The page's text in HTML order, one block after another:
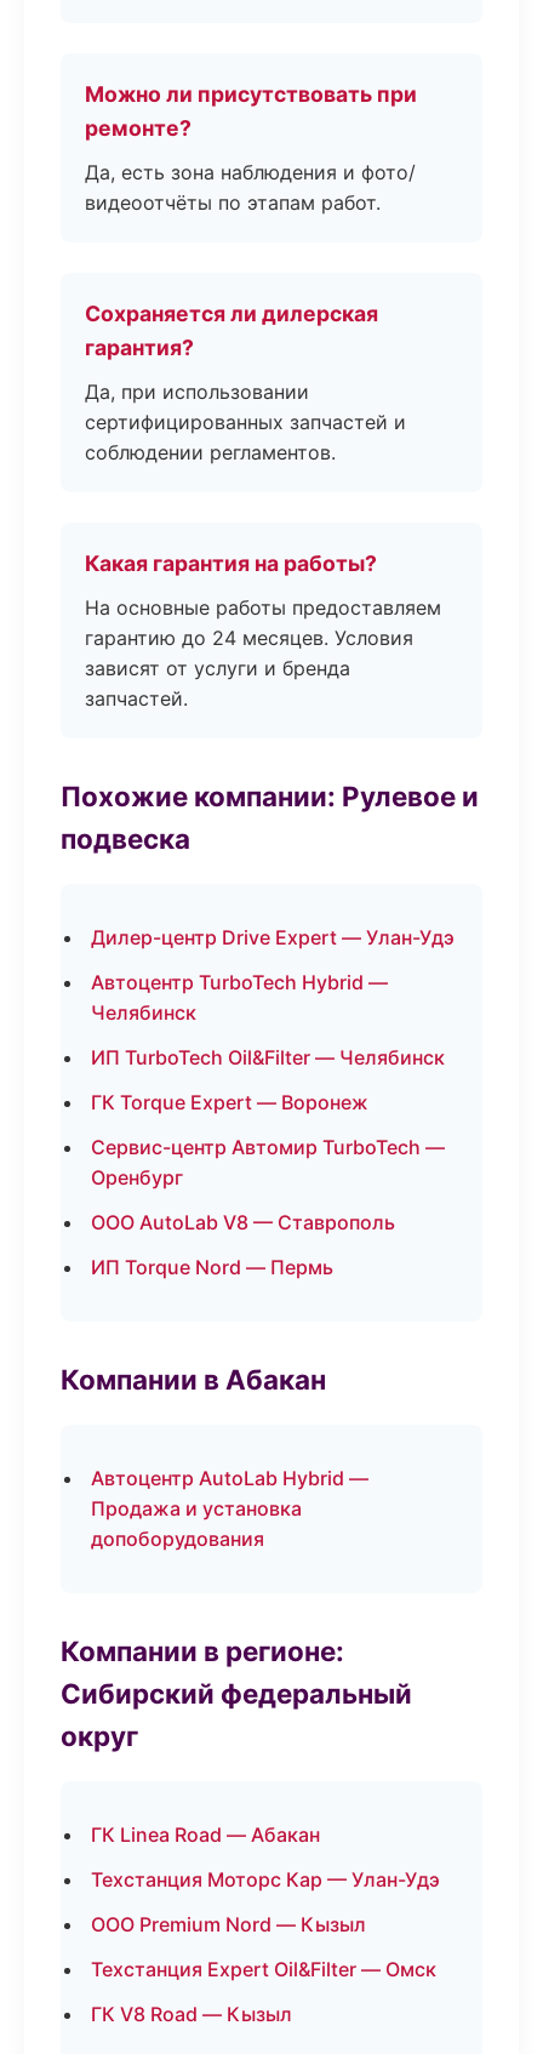
Можно ли присутствовать при
ремонте?
Да, есть зона наблюдения и фото/
видеоотчёты по этапам работ.
Сохраняется ли дилерская
гарантия?
Да, при использовании
сертифицированных запчастей и
соблюдении регламентов.
Какая гарантия на работы?
На основные работы предоставляем
гарантию до 24 месяцев. Условия
зависят от услуги и бренда
запчастей.
Похожие компании: Рулевое и
подвеска
Дилер-центр Drive Expert — Улан-Удэ
Автоцентр TurboTech Hybrid —
Челябинск
ИП TurboTech Oil&Filter — Челябинск
ГК Torque Expert — Воронеж
Сервис-центр Автомир TurboTech —
Оренбург
ООО AutoLab V8 — Ставрополь
ИП Torque Nord — Пермь
Компании в Абакан
Автоцентр AutoLab Hybrid —
Продажа и установка
допоборудования
Компании в регионе:
Сибирский федеральный
округ
ГК Linea Road — Абакан
Техстанция Моторс Кар — Улан-Удэ
ООО Premium Nord — Кызыл
Техстанция Expert Oil&Filter — Омск
ГК V8 Road — Кызыл